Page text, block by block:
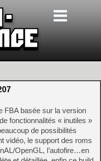
FBA basée sur la version
fonctionnalités « inutiles »
de possibilités
vidéo, le support des roms
OpenGL, l’autofire…en